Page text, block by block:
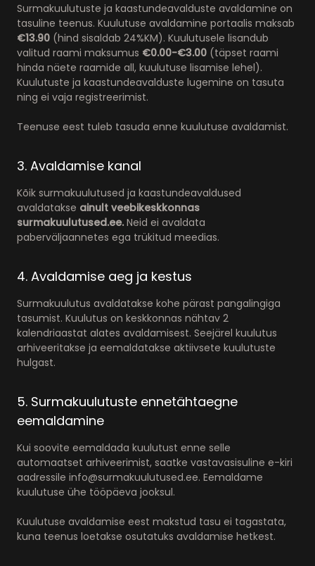
Surmakuulutuste ja kaastundeavalduste avaldamine on
tasuline teenus. Kuulutuse avaldamine portaalis maksab
€13.90 (hind sisaldab 24%KM). Kuulutusele lisandub
valitud raami maksumus €0.00-€3.00 (täpset raami
hinda näete raamide all, kuulutuse lisamise lehel).
Kuulutuste ja kaastundeavalduste lugemine on tasuta
ning ei vaja registreerimist.
Teenuse eest tuleb tasuda enne kuulutuse avaldamist.
3. Avaldamise kanal
Kõik surmakuulutused ja kaastundeavaldused
avaldatakse ainult veebikeskkonnas
surmakuulutused.ee. Neid ei avaldata
paberväljaannetes ega trükitud meedias.
4. Avaldamise aeg ja kestus
Surmakuulutus avaldatakse kohe pärast pangalingiga
tasumist. Kuulutus on keskkonnas nähtav 2
kalendriaastat alates avaldamisest. Seejärel kuulutus
arhiveeritakse ja eemaldatakse aktiivsete kuulutuste
hulgast.
5. Surmakuulutuste ennetähtaegne
eemaldamine
Kui soovite eemaldada kuulutust enne selle
automaatset arhiveerimist, saatke vastavasisuline e-kiri
aadressile info@surmakuulutused.ee. Eemaldame
kuulutuse ühe tööpäeva jooksul.
Kuulutuse avaldamise eest makstud tasu ei tagastata,
kuna teenus loetakse osutatuks avaldamise hetkest.